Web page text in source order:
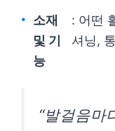
소재
및 기
능
: 어떤
셔닝,
“발걸음마